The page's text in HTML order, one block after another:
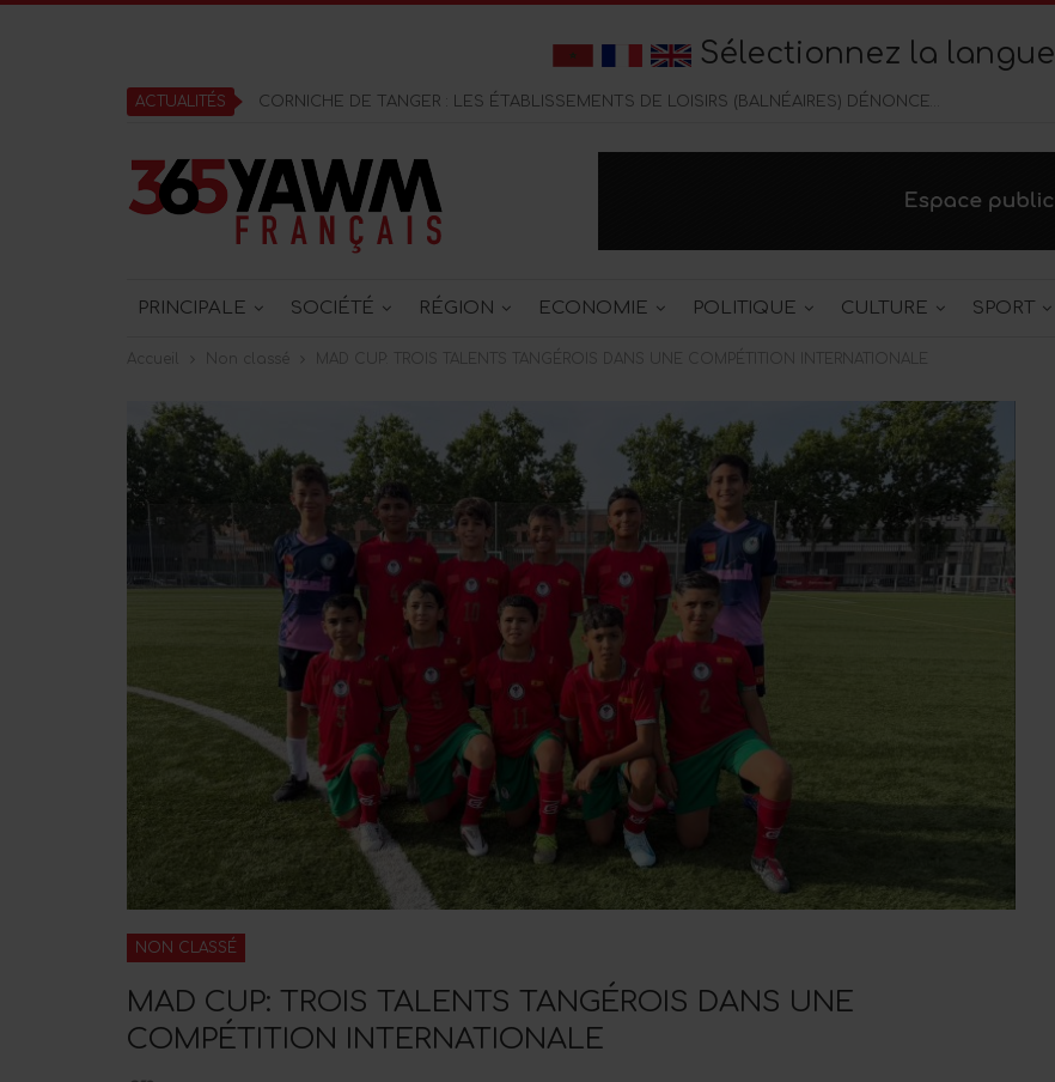
Sélectionnez la langue
ACTUALITÉS OUED LAOU: LES JETS-SKIS DE LA PEUR MENACENT LES BAIGNEURS
PRINCIPALE SOCIÉTÉ RÉGION ECONOMIE POLITIQUE CULTURE SPORT
Accueil Non classé MAD CUP: TROIS TALENTS TANGÉROIS DANS UNE COMPÉTITION INTERNATIONALE
NON CLASSÉ
MAD CUP: TROIS TALENTS TANGÉROIS DANS UNE
COMPÉTITION INTERNATIONALE